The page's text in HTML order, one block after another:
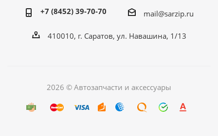
+7 (8452) 39-70-70 mail@sarzip.ru
410010, г. Саратов, ул. Навашина, 1/13
2026 © Автозапчасти и аксессуары